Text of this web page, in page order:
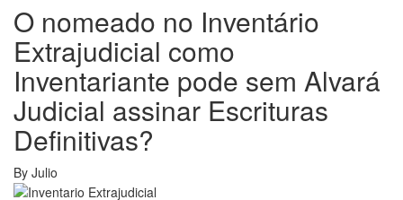
O nomeado no Inventário
Extrajudicial como
Inventariante pode sem Alvará
Judicial assinar Escrituras
Definitivas?
By Julio